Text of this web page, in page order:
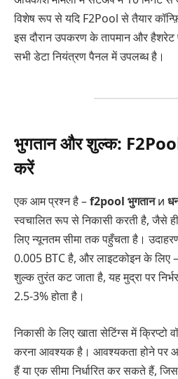
विशेष रूप से यदि F2Pool से तैयार
इस दौरान उपकरण के तापमान और हैशरेट
सभी डेटा नियंत्रण पैनल में उपलब्ध है।
भुगतान और शुल्क:
करें
एक आम प्रश्न है –f2pool भुगतानи
स्वचालित रूप से निकासी करती है, जैसे
लिए न्यूनतम सीमा तक पहुँचता है।
0.005 BTC है, और लाइटकोइन के लिए
शुल्क तुरंत कट जाता है, यह मुद्रा पर
2.5-3% होता है।
निकासी के लिए खाता सेटिंग्स में क्रिप्टो
करना आवश्यक है। आवश्यकता होने पर
हैं या एक सीमा निर्धारित कर सकते हैं,